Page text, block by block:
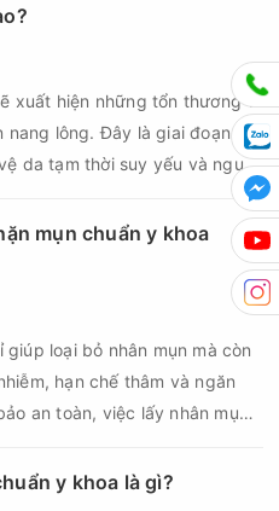
xuất hiện những tổn thương vi
lông. Đây là giai đoạn da
da tạm thời suy yếu và nguy
hình thành sẹo sẽ tăng lên
Chính vì vậy, việc chăm sóc
vùng da hồi phục nhanh hơn
tái phát mụn và hạn chế các
mụn chuẩn y khoa
loại bỏ nhân mụn mà còn
hạn chế thâm và ngăn
an toàn, việc lấy nhân mụn
sóc sau điều trị.
y khoa là gì?